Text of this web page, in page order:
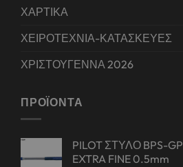
ΧΑΡΤΙΚΑ
ΧΕΙΡΟΤΕΧΝΙΑ-ΚΑΤΑΣΚΕΥΕΣ
ΧΡΙΣΤΟΥΓΕΝΝΑ 2026
ΠΡΟΪΌΝΤΑ
PILOT ΣΤΥΛΟ BPS-GP
EXTRA FINE 0.5mm